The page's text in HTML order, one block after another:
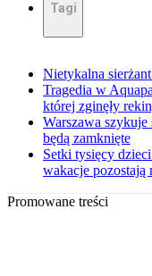
Tagi
Nietykalna
Tragedia w
której zginęły
Warszawa szykuje
będą zamknięte
Setki tysięcy
wakacje pozostają
Promowane treści